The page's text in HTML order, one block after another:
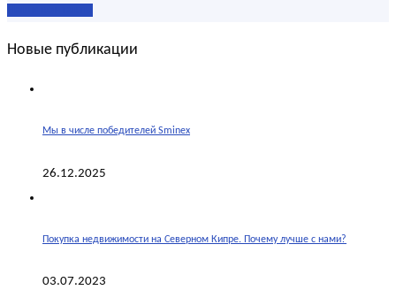
Новые публикации
Мы в числе победителей Sminex
26.12.2025
Покупка недвижимости на Северном Кипре. Почему лучше с нами?
03.07.2023